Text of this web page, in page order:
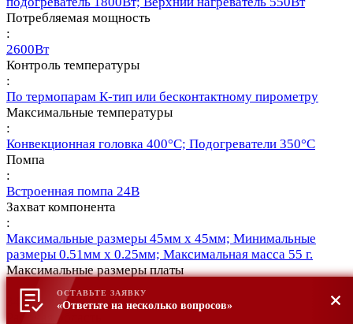
Потребляемая мощность
:
2600Вт
Контроль температуры
:
По термопарам К-тип или бесконтактному пирометру
Максимальные температуры
:
Конвекционная головка 400°C; Подогреватели 350°C
Помпа
:
Встроенная помпа 24В
Захват компонента
:
Максимальные размеры 45мм х 45мм; Минимальные
размеры 0.51мм х 0.25мм; Максимальная масса 55 г.
Максимальные размеры платы
343мм х неограничено
Рабочая область
ОСТАВЬТЕ ЗАЯВКУ
«Ответьте на несколько вопросов»